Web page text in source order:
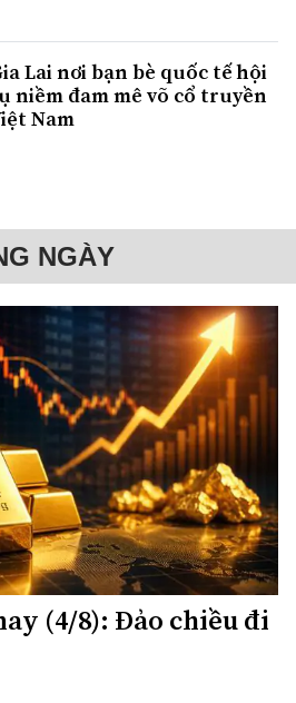
Lai nơi bạn bè quốc tế hội
niềm đam mê võ cổ truyền
Nam
NGÀY
(4/8): Đảo chiều đi